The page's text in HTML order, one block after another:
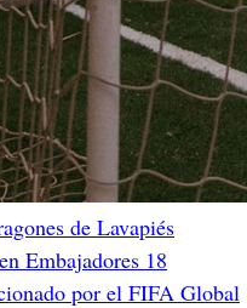
de Lavapiés
Embajadores 18
por el FIFA Global